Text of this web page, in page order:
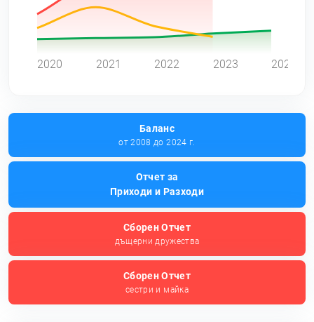
2020 2021 2022 2023 2024
Баланс
от 2008 до 2024 г.
Отчет за
Приходи и Разходи
Сборен Отчет
дъщерни дружества
Сборен Отчет
сестри и майка